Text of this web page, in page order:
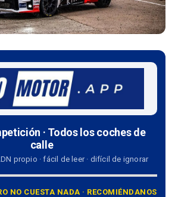
· Todos los coches de
calle
propio · fácil de leer · difícil de ignorar
NO CUESTA NADA · RECOMIÉNDANOS